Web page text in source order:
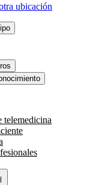
ubicación
telemedicina